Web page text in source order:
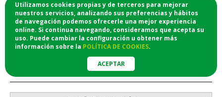
Utilizamos cookies propias y de terceros para mejorar
nuestros servicios, analizando sus preferencias y hábitos
de navegación podemos ofrecerle una mejor experiencia
online. Si continua navegando, consideramos que acepta su
uso. Puede cambiar la configuración u obtener más
información sobre la POLÍTICA DE COOKIES.
ACEPTAR
¡COMPRA CÓMODAMENTE DESDE CASA Y RECOGE
EN LA FARMACIA!
o si lo prefieres te lo mandamos a casa